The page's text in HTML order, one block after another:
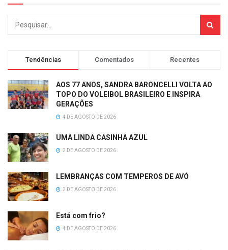
Tendências Comentados Recentes
AOS 77 ANOS, SANDRA BARONCELLI VOLTA AO
TOPO DO VOLEIBOL BRASILEIRO E INSPIRA
GERAÇÕES
4 DE AGOSTO DE 2026
UMA LINDA CASINHA AZUL
2 DE AGOSTO DE 2026
LEMBRANÇAS COM TEMPEROS DE AVÓ
2 DE AGOSTO DE 2026
Está com frio?
4 DE AGOSTO DE 2026